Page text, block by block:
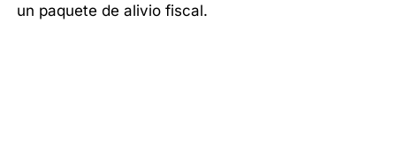
un paquete de alivio fiscal.